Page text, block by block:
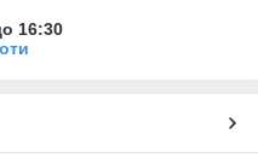
16:30